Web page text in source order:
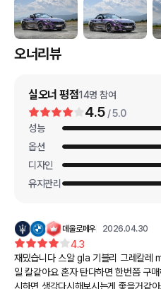
오너리뷰
실오너 평점14명 참여
4.5 / 5.0
성능
옵션
디자인
유지관리
데울로페우 2026.04.30
4.3
재밌습니다 스알 gla 기블리 그레칼레 m135 에 이어 타는데 움직임 자체는 제
일 칼같아요 혼자 탄다하면 한번쯤 구
시하면 생각다시해보시는게 좋을거같